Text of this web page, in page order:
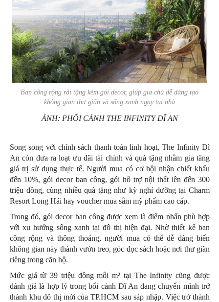
Ban công rộng rãi tặng kèm gói decor, giúp gia chủ dễ dàng tạo
không gian thư giãn và sống xanh ngay tại nhà
ẢNH: PHỐI CẢNH THE INFINITY DĨ AN
Song song với chính sách thanh toán linh hoạt, The Infinity Dĩ
An còn đưa ra loạt ưu đãi tài chính và quà tặng nhằm gia tăng
giá trị sử dụng thực tế. Người mua có cơ hội nhận chiết khấu
đến 10%, gói decor ban công, gói hỗ trợ nội thất lên đến 300
triệu đồng, cùng nhiều quà tặng như kỳ nghỉ dưỡng tại Charm
Resort Long Hải hay voucher mua sắm mỹ phẩm cao cấp.
Trong đó, gói decor ban công được xem là điểm nhấn phù hợp
với xu hướng sống xanh tại đô thị hiện đại. Nhờ thiết kế ban
công rộng và thông thoáng, người mua có thể dễ dàng biến
không gian này thành vườn treo, góc đọc sách hoặc nơi thư giãn
riêng trong căn hộ.
Mức giá từ 39 triệu đồng mỗi m² tại The Infinity cũng được
đánh giá là hợp lý trong bối cảnh Dĩ An đang chuyển mình trở
thành khu đô thị mới của TP.HCM sau sáp nhập. Việc trở thành